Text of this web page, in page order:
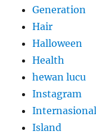
Generation
Hair
Halloween
Health
hewan lucu
Instagram
Internasional
Island